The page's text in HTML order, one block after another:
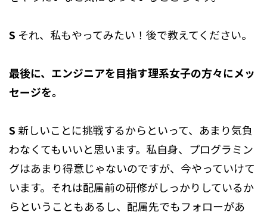
S それ、私もやってみたい！後で教えてください。
最後に、エンジニアを目指す理系女子の方々にメッ
セージを。
S 新しいことに挑戦するからといって、あまり気負
わなくてもいいと思います。私自身、プログラミン
グはあまり得意じゃないのですが、今やっていけて
います。それは配属前の研修がしっかりしているか
らということもあるし、配属先でもフォローがあ